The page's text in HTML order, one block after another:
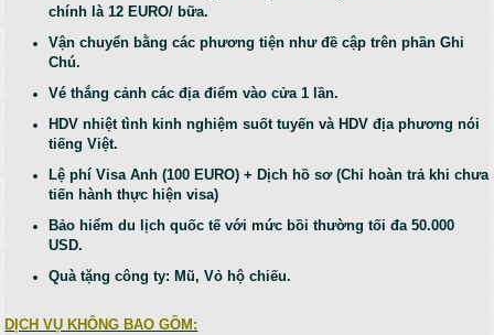
chính là 12 EURO/ bữa.
Vận chuyển bằng các phương tiện như đề cập trên phần Ghi
Chú.
Vé thắng cảnh các địa điểm vào cửa 1 lần.
HDV nhiệt tình kinh nghiệm suốt tuyến và HDV địa phương nói
tiếng Việt.
Lệ phí Visa Anh (100 EURO) + Dịch hồ sơ (Chỉ hoàn trả khi chưa
tiến hành thực hiện visa)
Bảo hiểm du lịch quốc tế với mức bồi thường tối đa 50.000
USD.
Quà tặng công ty: Mũ, Vỏ hộ chiếu.
DỊCH VỤ KHÔNG BAO GỒM: